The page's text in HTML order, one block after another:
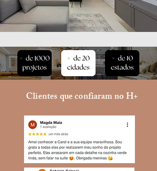
Clientes que confiaram no H+